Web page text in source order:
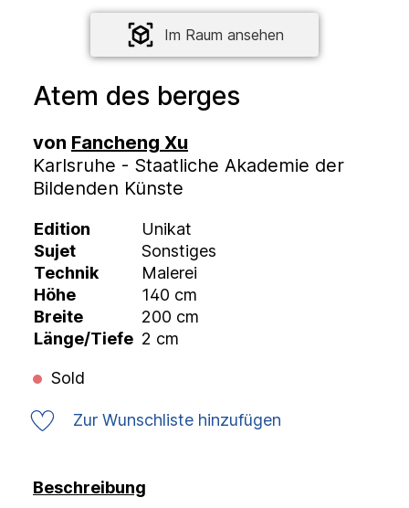
Im Raum ansehen
Atem des berges
von Fancheng Xu
Karlsruhe - Staatliche Akademie der
Bildenden Künste
Edition
Unikat
Sujet
Sonstiges
Technik
Malerei
Höhe
140 cm
Breite
200 cm
Länge/Tiefe 2 cm
Sold
Zur Wunschliste hinzufügen
Beschreibung